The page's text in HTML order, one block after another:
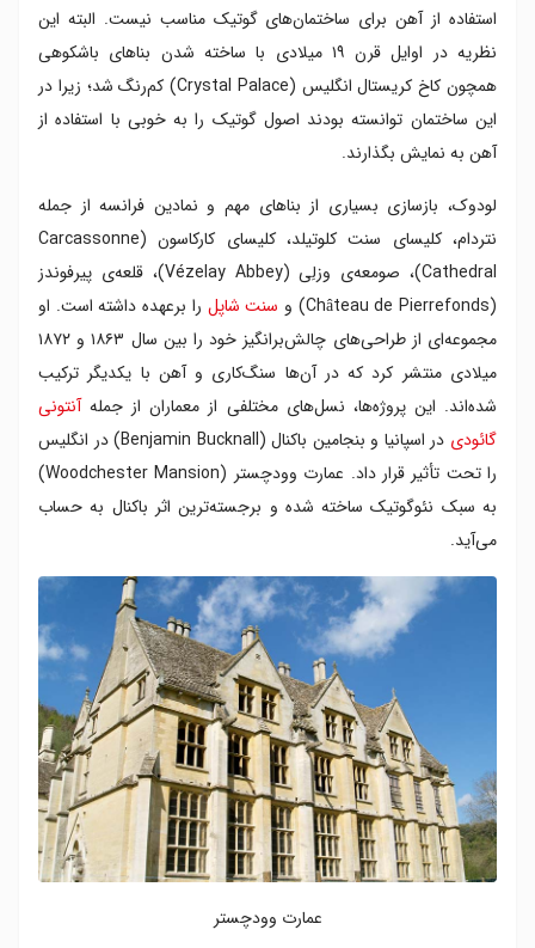
استفاده از آهن برای ساختمان‌های گوتیک مناسب نیست. البته این
نظریه در اوایل قرن ۱۹ میلادی با ساخته شدن بناهای باشکوهی
همچون کاخ کریستال انگلیس (Crystal Palace) کم‌رنگ شد؛ زیرا در
این ساختمان توانسته بودند اصول گوتیک را به خوبی با استفاده از
آهن به نمایش بگذارند.
لودوک، بازسازی بسیاری از بناهای مهم و نمادین فرانسه از جمله
نتردام، کلیسای سنت کلوتیلد، کلیسای کارکاسون (Carcassonne
Cathedral)، صومعه‌ی وزلِی (Vézelay Abbey)، قلعه‌ی پیرفوندز
(Château de Pierrefonds) و
سنت شاپل را برعهده داشته است. او
مجموعه‌ای از طراحی‌های چالش‌برانگیز خود را بین سال ۱۸۶۳ و ۱۸۷۲
میلادی منتشر کرد که در آن‌ها سنگ‌کاری و آهن با یکدیگر ترکیب
شده‌اند. این پروژه‌ها، نسل‌های مختلفی از معماران از جملهآنتونی
گائودی
در اسپانیا و بنجامین باکنال (Benjamin Bucknall) در انگلیس
را تحت تأثیر قرار داد. عمارت وودچستر (Woodchester Mansion)
به سبک نئوگوتیک ساخته شده و برجسته‌ترین اثر باکنال به حساب
می‌آید.
عمارت وودچستر